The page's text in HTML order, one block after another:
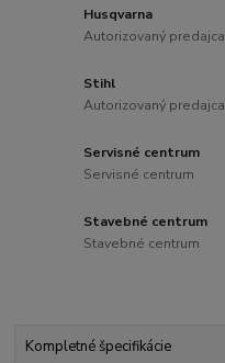
Husqvarna
Autorizovaný predajca
Stihl
Autorizovaný predajca
Servisné centrum
Servisné centrum
Stavebné centrum
Stavebné centrum
Kompletné špecifikácie